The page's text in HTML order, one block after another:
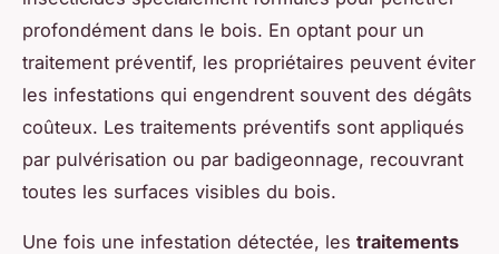
profondément dans le bois. En optant pour un
traitement préventif, les propriétaires peuvent éviter
les infestations qui engendrent souvent des dégâts
coûteux. Les traitements préventifs sont appliqués
par pulvérisation ou par badigeonnage, recouvrant
toutes les surfaces visibles du bois.
Une fois une infestation détectée, les traitements